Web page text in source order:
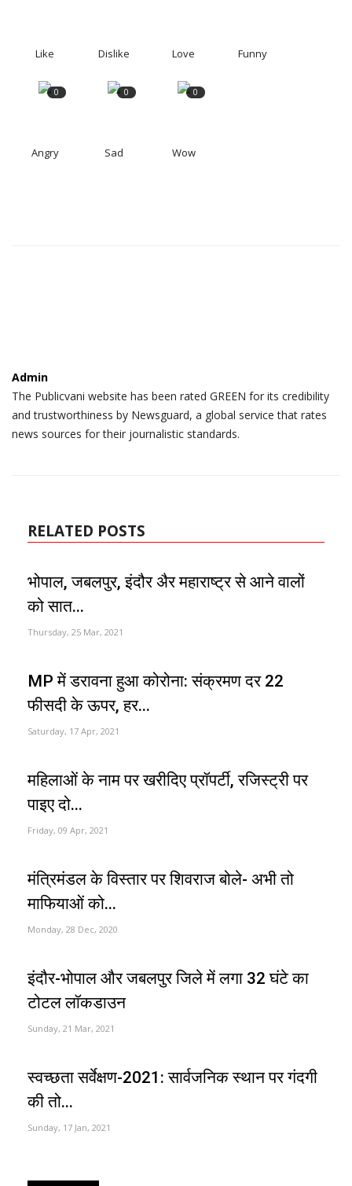
Like Dislike Love Funny
0
Angry
0
Sad
0
Wow
Admin
The Publicvani website has been rated GREEN for its credibility
and trustworthiness by Newsguard, a global service that rates
news sources for their journalistic standards.
RELATED POSTS
भोपाल, जबलपुर, इंदौर अैर महाराष्ट्र से आने वालों
को सात...
Thursday, 25 Mar, 2021
MP में डरावना हुआ कोरोना: संक्रमण दर 22
फीसदी के ऊपर, हर...
Saturday, 17 Apr, 2021
महिलाओं के नाम पर खरीदिए प्रॉपर्टी, रजिस्ट्री पर
पाइए दो...
Friday, 09 Apr, 2021
मंत्रिमंडल के विस्तार पर शिवराज बोले- अभी तो
माफियाओं को...
Monday, 28 Dec, 2020
इंदौर-भोपाल और जबलपुर जिले में लगा 32 घंटे का
टोटल लॉकडाउन
Sunday, 21 Mar, 2021
स्वच्छता सर्वेक्षण-2021: सार्वजनिक स्थान पर गंदगी
की तो...
Sunday, 17 Jan, 2021